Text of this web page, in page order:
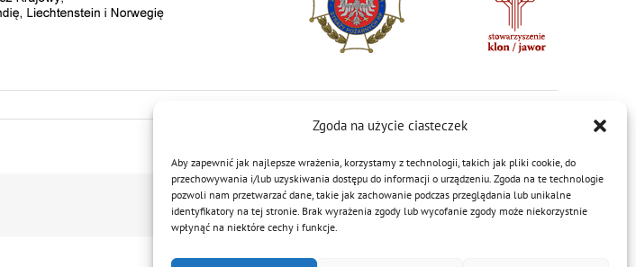
Zgoda na użycie ciasteczek
Aby zapewnić jak najlepsze wrażenia, korzystamy z technologii, takich jak pliki cookie, do
przechowywania i/lub uzyskiwania dostępu do informacji o urządzeniu. Zgoda na te technologie
pozwoli nam przetwarzać dane, takie jak zachowanie podczas przeglądania lub unikalne
identyfikatory na tej stronie. Brak wyrażenia zgody lub wycofanie zgody może niekorzystnie
wpłynąć na niektóre cechy i funkcje.
FacebookTwitter LinkedInWhatsAppTumblrPinterest